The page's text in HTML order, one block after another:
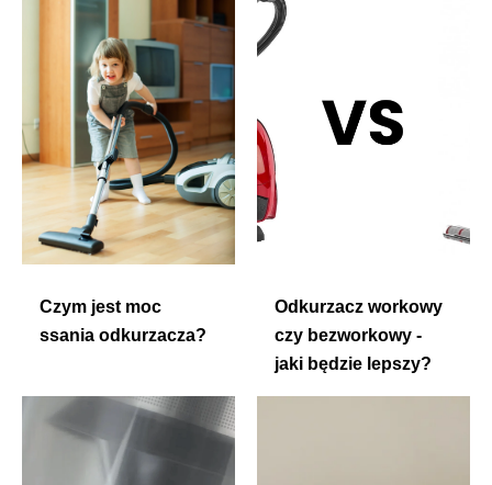
Czym jest moc
ssania odkurzacza?
Odkurzacz workowy
czy bezworkowy -
jaki będzie lepszy?